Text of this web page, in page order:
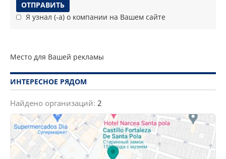
Я узнал (-а) о компании на Вашем сайте
Место для Вашей рекламы
ИНТЕРЕСНОЕ РЯДОМ
Найдено организаций: 2